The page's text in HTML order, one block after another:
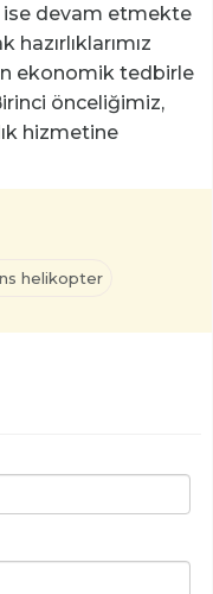
ise devam etmekte
ekonomik tedbirle
önceliğimiz,
hizmetine
helikopter